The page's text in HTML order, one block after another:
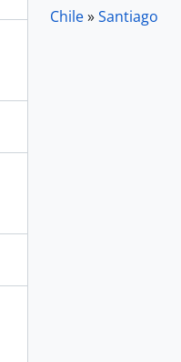
Chile»Santiago